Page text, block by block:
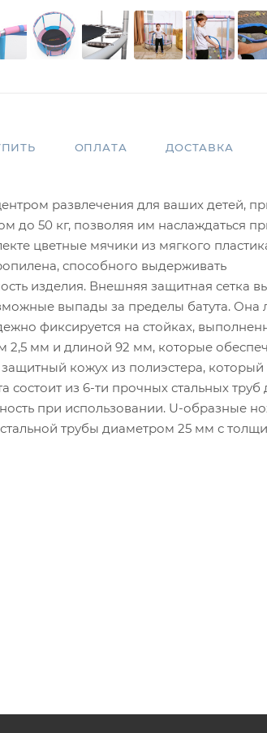
ОПЛАТА ДОСТАВКА
развлечения для ваших детей,
до 50 кг, позволяя им наслаждаться
цветные мячики из мягкого
способного выдерживать
изделия. Внешняя защитная сетка
выпады за пределы батута. Она
фиксируется на стойках,
2,5 мм и длиной 92 мм, которые
кожух из полиэстера,
состоит из 6-ти прочных стальных
при использовании. U-образные
трубы диаметром 25 мм с